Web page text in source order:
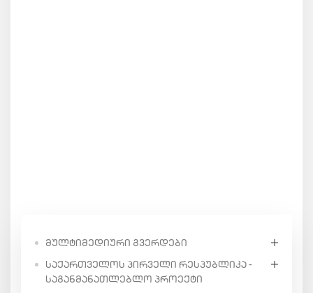
ᲛᲣᲚᲢᲘᲛᲔᲓᲘᲣᲠᲘ ᲒᲕᲔᲠᲓᲔᲑᲘ
ᲡᲐᲥᲐᲠᲗᲕᲔᲚᲝᲡ ᲞᲘᲠᲕᲔᲚᲘ ᲠᲔᲡᲞᲣᲑᲚᲘᲙᲐ -
ᲡᲐᲒᲐᲜᲛᲐᲜᲐᲗᲚᲔᲑᲚᲝ ᲞᲠᲝᲔᲥᲢᲘ